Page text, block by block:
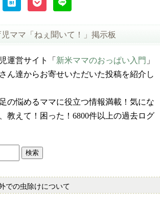
ママ「ねぇ聞いて！」掲示板
運営サイト「 新米ママのおっぱい入門 」
ん達からお寄せいただいた投稿を紹介し
の悩めるママに役立つ情報満載！気にな
教えて！困った！6800件以上の過去ログ
での虫除けについて